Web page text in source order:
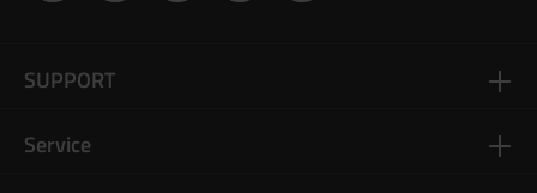
SUPPORT
Service